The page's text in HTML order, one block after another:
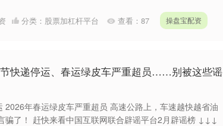
分类： 股票加杠杆平台 查看： 87 操盘宝配资
快递停运、春运绿皮车严重超员……别被这些谣
2026年春运绿皮车严重超员 高速公路上，车速越快越省油
了！ 赶快来看中国互联网联合辟谣平台2月辟谣榜 ↓↓↓